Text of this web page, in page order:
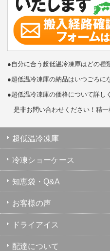
●自分に合う超低温冷凍庫はどの種
●超低温冷凍庫の納品はいつごろに
●超低温冷凍庫の価格について詳
是非お問い合わせください！精一
超低温冷凍庫
冷凍ショーケース
知恵袋・Q&A
お客様の声
ドライアイス
配達について